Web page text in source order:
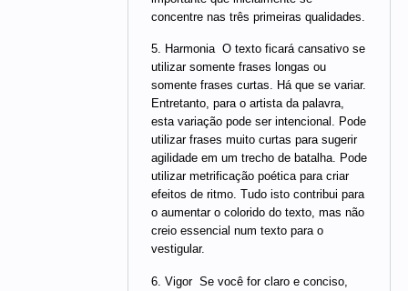
concentre nas três primeiras qualidades.
5. Harmonia  O texto ficará cansativo se
utilizar somente frases longas ou
somente frases curtas. Há que se variar.
Entretanto, para o artista da palavra,
esta variação pode ser intencional. Pode
utilizar frases muito curtas para sugerir
agilidade em um trecho de batalha. Pode
utilizar metrificação poética para criar
efeitos de ritmo. Tudo isto contribui para
o aumentar o colorido do texto, mas não
creio essencial num texto para o
vestigular.
6. Vigor  Se você for claro e conciso,